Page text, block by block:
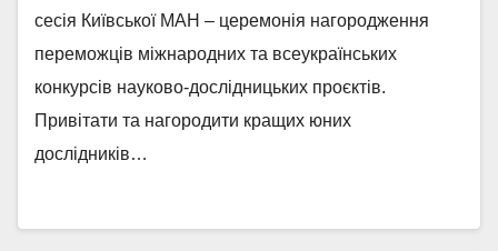
сесія Київської МАН – церемонія нагородження
переможців міжнародних та всеукраїнських
конкурсів науково-дослідницьких проєктів.
Привітати та нагородити кращих юних
дослідників…